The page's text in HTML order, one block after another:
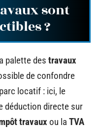
sont
?
palette des travaux
de confondre
locatif : ici, le
déduction directe sur
travaux ou la TVA